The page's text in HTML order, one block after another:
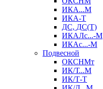
ИКА...М
ИКА-Т
ДС, ДС(Т)
ИКАЛс...-М
ИКАс...-М
Подвесной
ОКСНМт
ИК/Т...М
ИК/Т-Т